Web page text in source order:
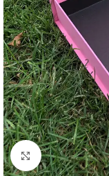
Click to enlarge